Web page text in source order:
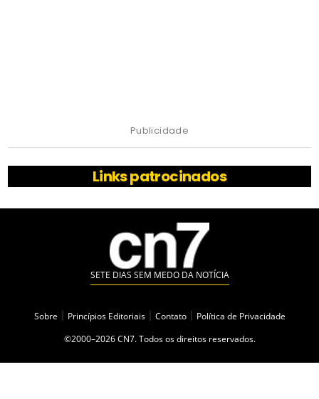
Publicidade
Links patrocinados
SETE DIAS SEM MEDO DA NOTÍCIA
Sobre Princípios Editoriais Contato
Política de Privacidade
©2000–2026 CN7. Todos os direitos reservados.